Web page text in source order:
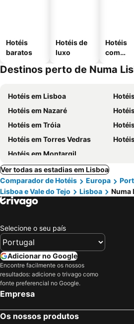
Hotéis
baratos
Hotéis de
luxo
Hotéis
com
Destinos perto de Numa
Hotéis em Lisboa
Hotéis em Nazaré
Hotéis em Tróia
Hotéis em Torres Vedras
Hotéis em Montargil
Ver todas as estadias em Lisboa
Comparador de Hotéis
Europa
Lisboa e Vale do Tejo
Lisboa Numa
Selecione o seu país
Adicionar no Google
Encontre facilmente os nossos
resultados: adicione o trivago como
fonte preferencial no Google.
Empresa
Os nossos produtos